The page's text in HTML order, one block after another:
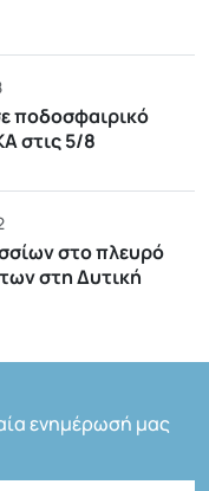
ποδοσφαιρικό
στις 5/8
στο πλευρό
στη Δυτική
ενημέρωσή μας